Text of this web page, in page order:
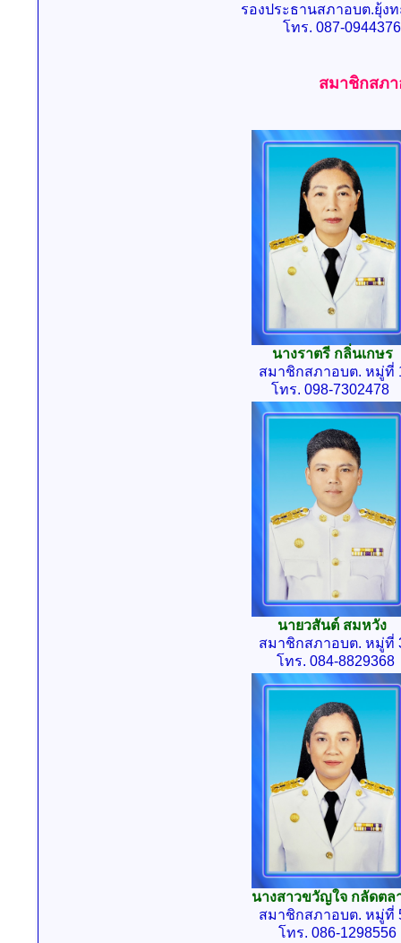
รองประธานสภาอบต.ยุ้ง
โทร. 087-0944376
สมาชิกสภ
นางราตรี กลิ่นเกษร
สมาชิกสภาอบต. หมู่ที่
โทร. 098-7302478
นายวสันต์ สมหวัง
สมาชิกสภาอบต. หมู่ที่
โทร. 084-8829368
นางสาวขวัญใจ กลัดตล
สมาชิกสภาอบต. หมู่ที่
โทร. 086-1298556